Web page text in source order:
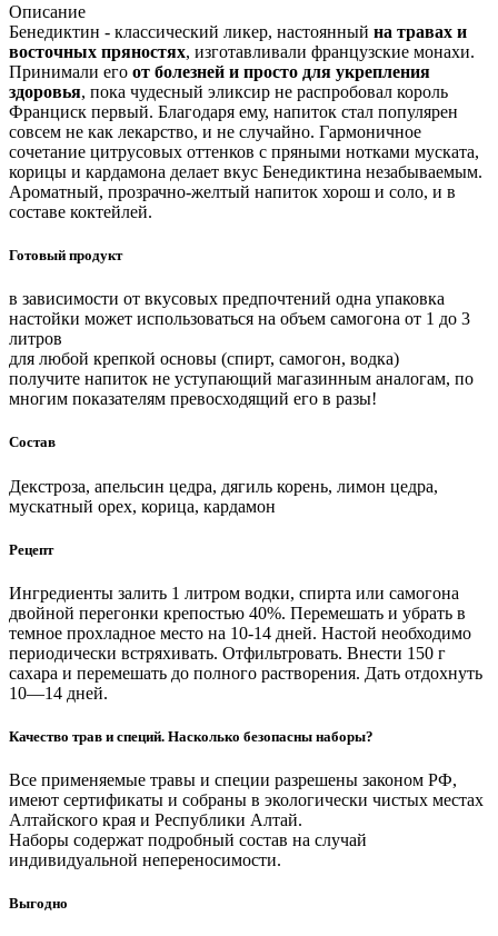
Описание
Бенедиктин - классический ликер, настоянный на травах и
восточных пряностях, изготавливали французские монахи.
Принимали его от болезней и просто для укрепления
здоровья, пока чудесный эликсир не распробовал король
Франциск первый. Благодаря ему, напиток стал популярен
совсем не как лекарство, и не случайно. Гармоничное
сочетание цитрусовых оттенков с пряными нотками муската,
корицы и кардамона делает вкус Бенедиктина незабываемым.
Ароматный, прозрачно-желтый напиток хорош и соло, и в
составе коктейлей.
Готовый продукт
в зависимости от вкусовых предпочтений одна упаковка
настойки может использоваться на объем самогона от 1 до 3
литров
для любой крепкой основы (спирт, самогон, водка)
получите напиток не уступающий магазинным аналогам, по
многим показателям превосходящий его в разы!
Состав
Декстроза, апельсин цедра, дягиль корень, лимон цедра,
мускатный орех, корица, кардамон
Рецепт
Ингредиенты залить 1 литром водки, спирта или самогона
двойной перегонки крепостью 40%. Перемешать и убрать в
темное прохладное место на 10-14 дней. Настой необходимо
периодически встряхивать. Отфильтровать. Внести 150 г
сахара и перемешать до полного растворения. Дать отдохнуть
10—14 дней.
Качество трав и специй. Насколько безопасны наборы?
Все применяемые травы и специи разрешены законом РФ,
имеют сертификаты и собраны в экологически чистых местах
Алтайского края и Республики Алтай.
Наборы содержат подробный состав на случай
индивидуальной непереносимости.
Выгодно